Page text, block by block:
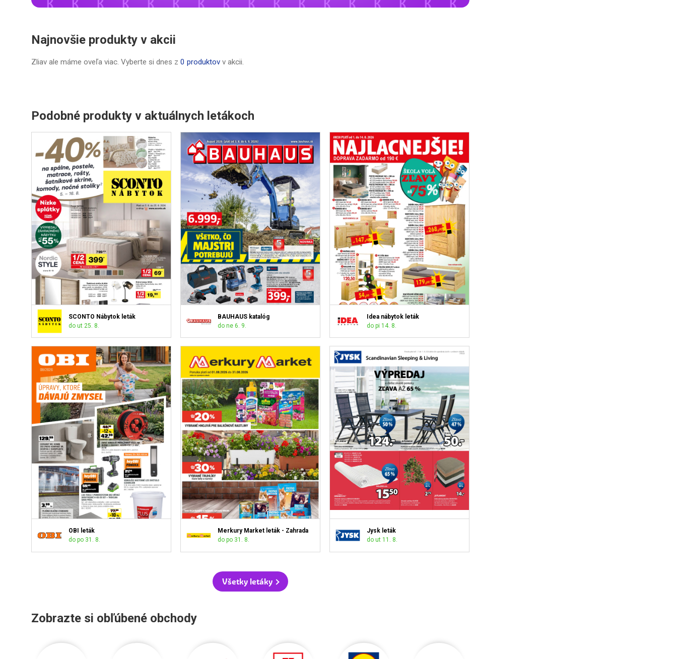
Najnovšie produkty v akcii
Zliav ale máme oveľa viac. Vyberte si dnes z 0 produktov v akcii.
Podobné produkty v aktuálnych letákoch
SCONTO Nábytok leták
do ut 25. 8.
BAUHAUS katalóg
do ne 6. 9.
Idea nábytok leták
do pi 14. 8.
OBI leták
do po 31. 8.
Merkury Market leták - Zahrada
do po 31. 8.
Jysk leták
do ut 11. 8.
Všetky letáky
Zobrazte si obľúbené obchody